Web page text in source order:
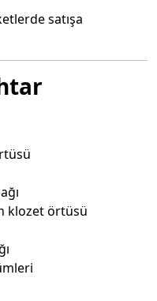
satışa
klozet örtüsü